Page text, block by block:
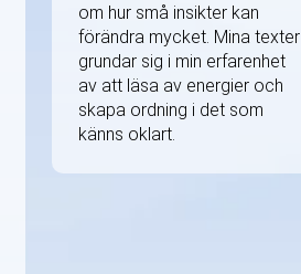
om hur små insikter kan
förändra mycket. Mina texter
grundar sig i min erfarenhet
av att läsa av energier och
skapa ordning i det som
känns oklart.